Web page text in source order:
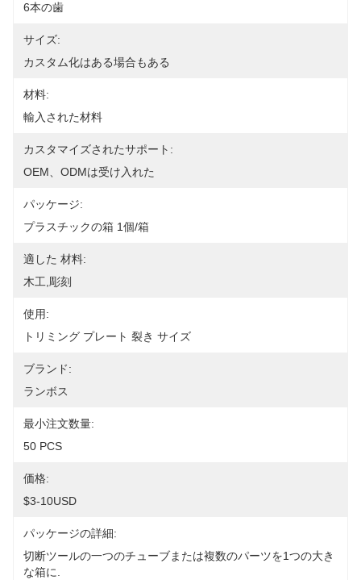
6本の歯
サイズ:
カスタム化はある場合もある
材料:
輸入された材料
カスタマイズされたサポート:
OEM、ODMは受け入れた
パッケージ:
プラスチックの箱 1個/箱
適した 材料:
木工,彫刻
使用:
トリミング プレート 裂き サイズ
ブランド:
ランボス
最小注文数量:
50 PCS
価格:
$3-10USD
パッケージの詳細:
切断ツールの一つのチューブまたは複数のパーツを1つの大き
な箱に.